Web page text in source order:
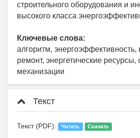
строительного оборудования и
высокого класса
Ключевые слова:
алгоритм, энергоэффективность,
ремонт, энергетические ресурсы,
механизации
Текст
Текст (PDF): Читать Скачать